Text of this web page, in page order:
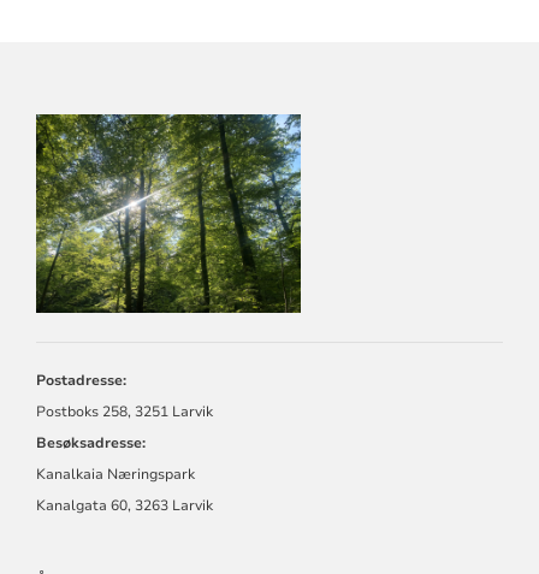
KONTAKTINFORMASJON
FOR
LARVIK
KIRKELIGE
FELLESRÅD
Postadresse:
Postboks 258, 3251 Larvik
Besøksadresse:
Kanalkaia Næringspark
Kanalgata 60, 3263 Larvik